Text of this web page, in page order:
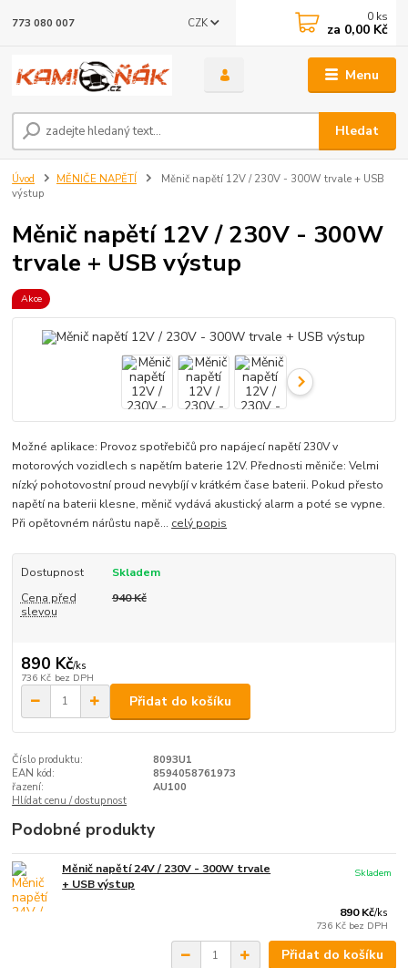
Menu
CZK
Hledat
773 080 007 0 ks
za 0,00 Kč
Úvod MĚNIČE NAPĚTÍ
Měnič napětí 12V / 230V - 300W trvale + USB
výstup
Měnič napětí 12V / 230V - 300W
trvale + USB výstup
Akce
Možné aplikace: Provoz spotřebičů pro napájecí napětí 230V v
motorových vozidlech s napětím baterie 12V. Přednosti měniče: Velmi
nízký pohotovostní proud nevybíjí v krátkém čase baterii. Pokud přesto
napětí na baterii klesne, měnič vydává akustický alarm a poté se vypne.
Při opětovném nárůstu napě... celý popis
Dostupnost
Skladem
Cena před
slevou
940 Kč
890 Kč/ks
736 Kč bez DPH
Přidat do košíku
Číslo produktu:
8093U1
EAN kód:
8594058761973
řazení:
AU100
Hlídat cenu / dostupnost
Podobné produkty
Měnič napětí 24V / 230V - 300W trvale
+ USB výstup
890 Kč/ks
736 Kč bez DPH
Skladem
Přidat do košíku